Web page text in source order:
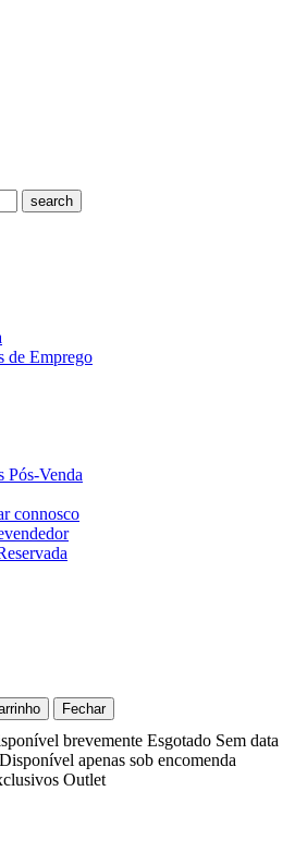
search
de Emprego
Pós-Venda
connosco
Fechar
brevemente Esgotado Sem data
Disponível apenas sob encomenda
Outlet